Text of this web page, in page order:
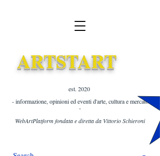
ARTSTART
est. 2020 ​
- informazione, opinioni ed eventi d'arte, cultura e mercato
-
WebArtPlatform fondata e diretta da Vittorio Schieroni